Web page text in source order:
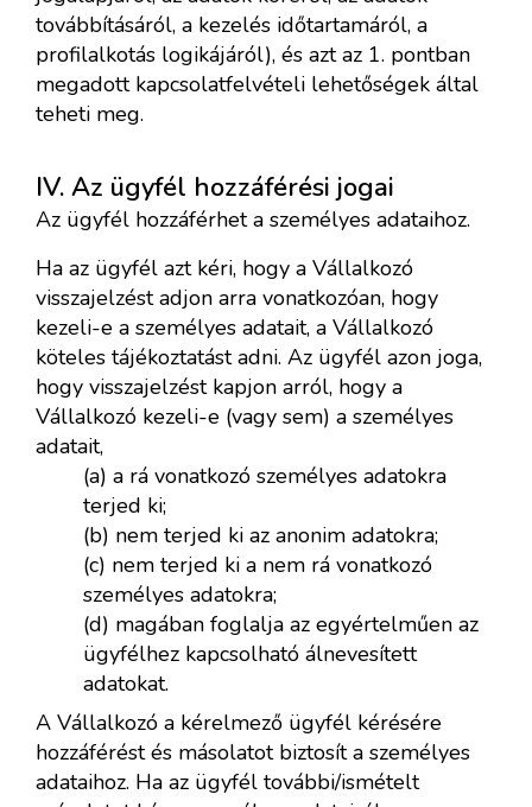
továbbításáról, a kezelés időtartamáról, a
profilalkotás logikájáról), és azt az 1. pontban
megadott kapcsolatfelvételi lehetőségek által
teheti meg.
IV. Az ügyfél hozzáférési jogai
Az ügyfél hozzáférhet a személyes adataihoz.
Ha az ügyfél azt kéri, hogy a Vállalkozó
visszajelzést adjon arra vonatkozóan, hogy
kezeli-e a személyes adatait, a Vállalkozó
köteles tájékoztatást adni. Az ügyfél azon joga,
hogy visszajelzést kapjon arról, hogy a
Vállalkozó kezeli-e (vagy sem) a személyes
adatait,
(a) a rá vonatkozó személyes adatokra
terjed ki;
(b) nem terjed ki az anonim adatokra;
(c) nem terjed ki a nem rá vonatkozó
személyes adatokra;
(d) magában foglalja az egyértelműen az
ügyfélhez kapcsolható álnevesített
adatokat.
A Vállalkozó a kérelmező ügyfél kérésére
hozzáférést és másolatot biztosít a személyes
adataihoz. Ha az ügyfél további/ismételt